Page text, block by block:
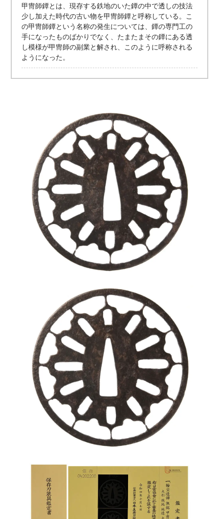
甲冑師鐔とは、現存する鉄地のいた鐔の中で透しの技法
少し加えた時代の古い物を甲冑師鐔と呼称している。こ
の甲冑師鐔という名称の発生については、鐔の専門工の
手になったものばかりでなく、たまたまその鐔にある透
し模様が甲冑師の副業と解され、このように呼称される
ようになった。